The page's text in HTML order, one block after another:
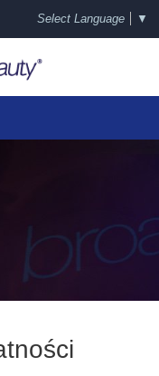
Select Language ▼